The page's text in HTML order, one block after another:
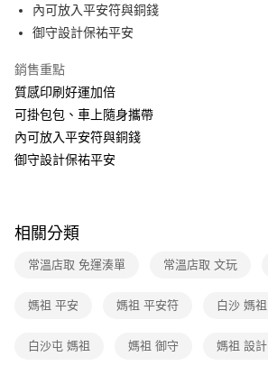
常溫-付款後全家取貨
內可放入平安符與銅錢
御守設計保祐平安
銷售重點
質感印刷好運加倍
可掛包包、車上隨身攜帶
內可放入平安符與銅錢
御守設計保祐平安
相關分類
常溫店取 免運湊單 常溫店取 文玩
媽祖 平安 媽祖 平安符 白沙 媽祖
白沙屯 媽祖 媽祖 御守 媽祖 設計